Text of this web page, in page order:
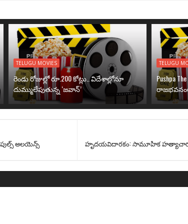
TELUGU MOVIES
రెండు రోజుల్లో రూ.200 కోట్లు.. విదేశాల్లోనూ
దుమ్ములేపుతున్న ‘జవాన్’
TELUGU
Pushpa
హృదయవిదారకం: సామూహిక
అలయెన్స్